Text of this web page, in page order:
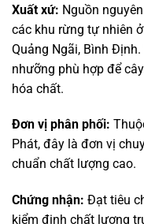
Xuất xứ: Nguồn
các khu rừng tự nhiên
Quảng Ngãi, Bình
nhưỡng phù hợp để
hóa chất.
Đơn vị phân phối:
Phát, đây là đơn vị
chuẩn chất lượng cao.
Chứng nhận: Đạt tiêu
kiểm định chất lượng